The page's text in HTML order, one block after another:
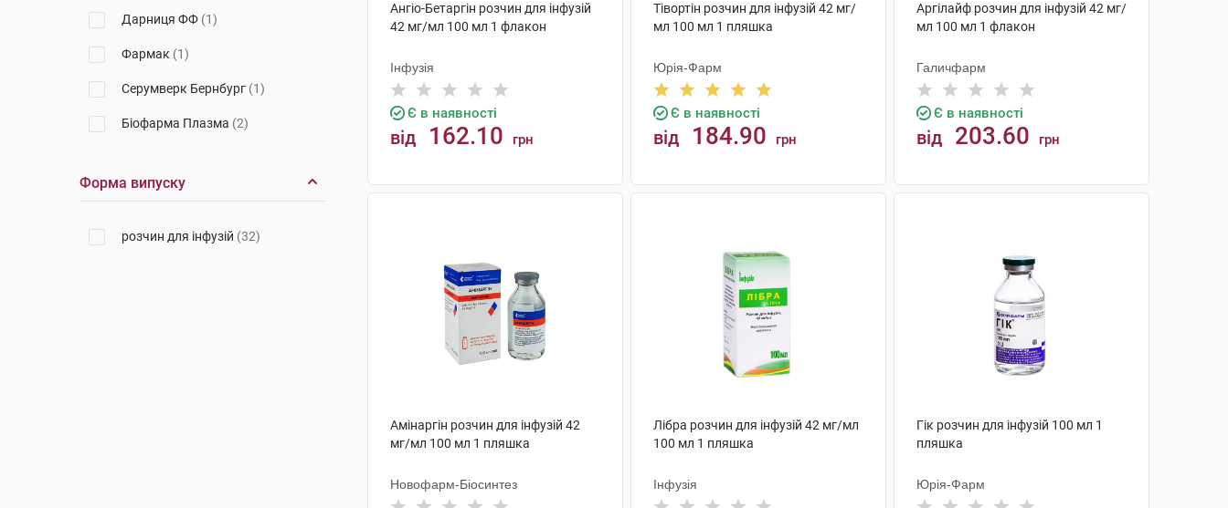
Дарниця ФФ (1)
Фармак (1)
Серумверк Бернбург (1)
Біофарма Плазма (2)
Б.Браун Медікал
Форма випуску
розчин для інфузій (32)
Ангіо-Бетаргін розчин для інфузій
42 мг/мл 100 мл 1 флакон
Інфузія
Є в наявності
від 162.10 грн
Тівортін розчин для інфузій 42 мг/
мл 100 мл 1 пляшка
Юрія-Фарм
Є в наявності
від 184.90 грн
Аргілайф розчин для інфузій 42 мг/
мл 100 мл 1 флакон
Галичфарм
Є в наявності
від 203.60 грн
Амінаргін розчин для інфузій 42
мг/мл 100 мл 1 пляшка
Новофарм-Біосинтез
Лібра розчин для інфузій 42 мг/мл
100 мл 1 пляшка
Інфузія
Гік розчин для інфузій 100 мл 1
пляшка
Юрія-Фарм